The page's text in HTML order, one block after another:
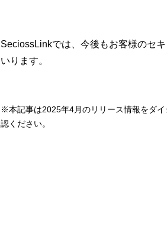
SeciossLinkでは、今後もお客様のセ
いります。
※本記事は2025年4月のリリース情報をダ
認ください。